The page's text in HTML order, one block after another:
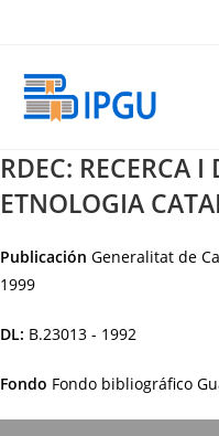
RDEC: RECERCA
ETNOLOGIA
Publicación Generalitat de
1999
DL: B.23013 - 1992
Fondo Fondo bibliográfico